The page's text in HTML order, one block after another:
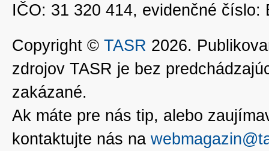
IČO: 31 320 414, evidenčné číslo:
Copyright © TASR 2026.
zdrojov TASR je bez
zakázané.
Ak máte pre nás tip, alebo
kontaktujte nás na